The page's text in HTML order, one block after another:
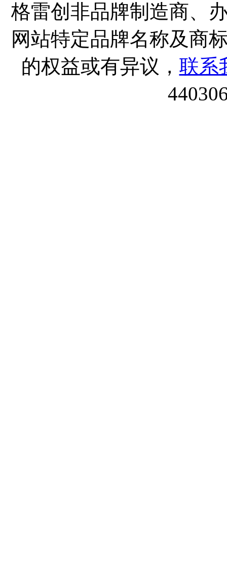
格雷创非品牌制造商、
网站特定品牌名称及商
的权益或有异议， 联系